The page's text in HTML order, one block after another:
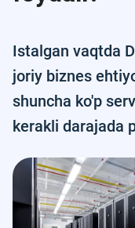
Istalgan vaqtda
joriy biznes
shuncha ko'p
kerakli darajada